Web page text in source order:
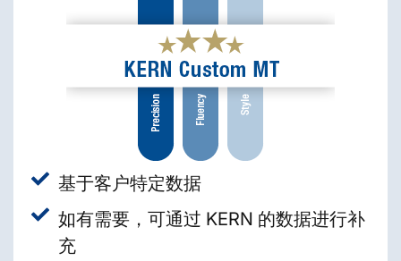
基于客户特定数据
如有需要，可通过 KERN 的数据进行补
充